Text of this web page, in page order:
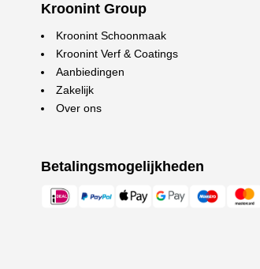
Kroonint Group
Kroonint Schoonmaak
Kroonint Verf & Coatings
Aanbiedingen
Zakelijk
Over ons
Betalingsmogelijkheden